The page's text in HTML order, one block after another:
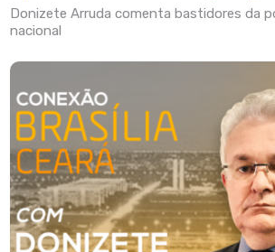
Donizete Arruda comenta bastidores da
nacional